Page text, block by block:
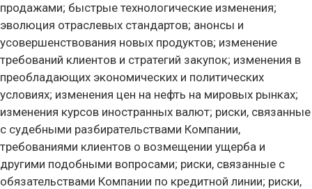
продажами; быстрые технологические изменения;
эволюция отраслевых стандартов; анонсы и
усовершенствования новых продуктов; изменение
требований клиентов и стратегий закупок; изменения в
преобладающих экономических и политических
условиях; изменения цен на нефть на мировых рынках;
изменения курсов иностранных валют; риски, связанные
с судебными разбирательствами Компании,
требованиями клиентов о возмещении ущерба и
другими подобными вопросами; риски, связанные с
обязательствами Компании по кредитной линии; риски,